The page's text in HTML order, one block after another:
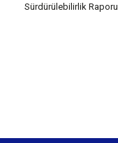
Sürdürülebilirlik Raporu